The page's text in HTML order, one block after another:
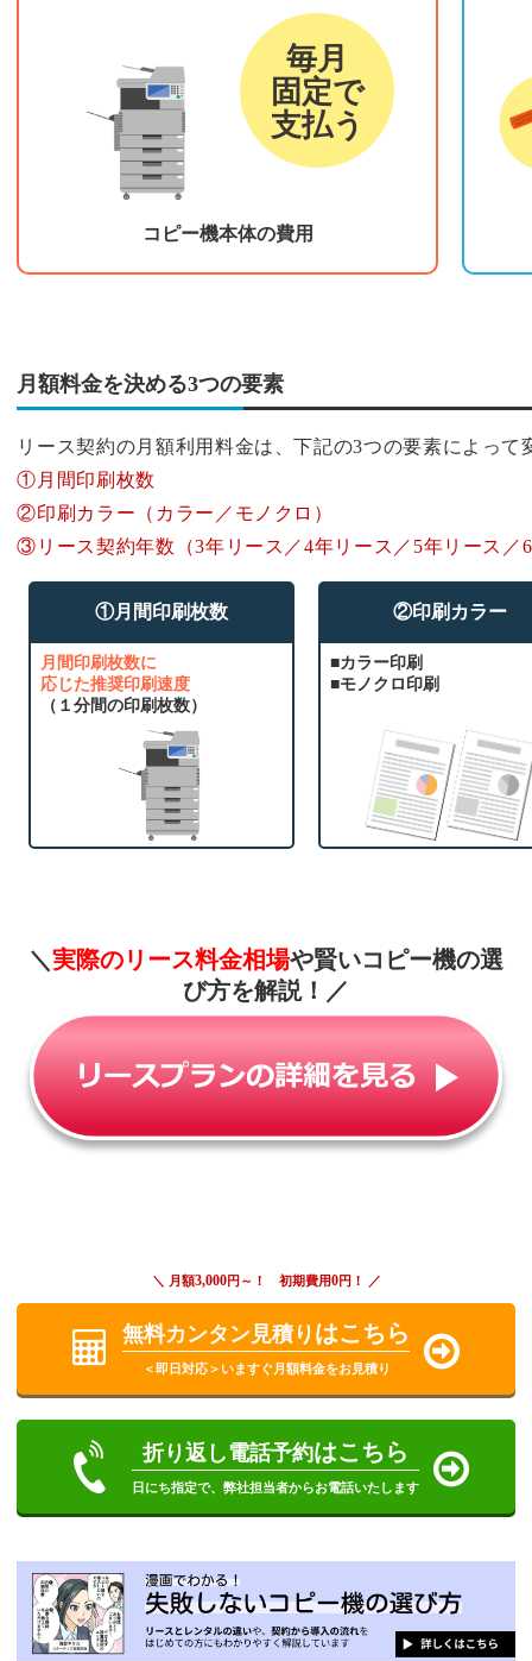
毎月
固定で
支払う
コピー機本体の費用
月額料金を決める3つの要素
リース契約の月額利用料金は、下記の3つの要素によって
①月間印刷枚数
②印刷カラー（カラー／モノクロ）
③リース契約年数（3年リース／4年リース／5年リース／
①月間印刷枚数
月間印刷枚数に
応じた推奨印刷速度
（１分間の印刷枚数）
②印刷カラー
■カラー印刷
■モノクロ印刷
＼実際のリース料金相場や賢いコピー機の選
び方を解説！ ／
＼ 月額3,000円～！ 初期費用0円！ ／
無料カンタン見積り はこちら
＜即日対応＞いますぐ月額料金をお見積り
折り返し電話予約はこちら
日にち指定で、弊社担当者からお電話いたします